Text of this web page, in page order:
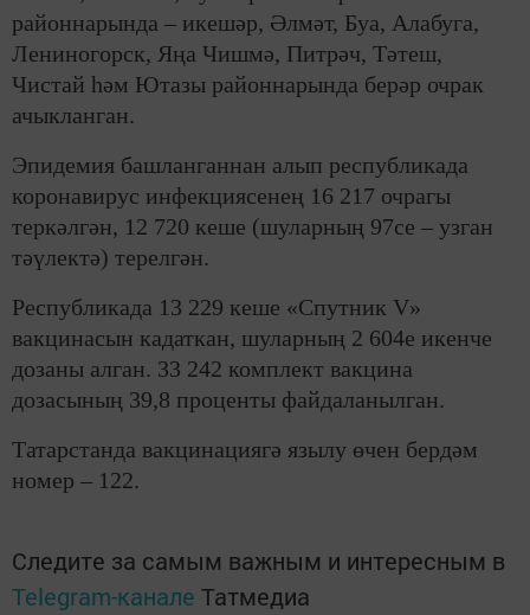
районнарында – икешәр, Әлмәт, Буа, Алабуга,
Лениногорск, Яңа Чишмә, Питрәч, Тәтеш,
Чистай һәм Ютазы районнарында берәр очрак
ачыкланган.
Эпидемия башланганнан алып республикада
коронавирус инфекциясенең 16 217 очрагы
теркәлгән, 12 720 кеше (шуларның 97се – узган
тәүлектә) терелгән.
Республикада 13 229 кеше «Спутник V»
вакцинасын кадаткан, шуларның 2 604е икенче
дозаны алган. 33 242 комплект вакцина
дозасының 39,8 проценты файдаланылган.
Татарстанда вакцинациягә язылу өчен бердәм
номер – 122.
Следите за самым важным и интересным в
Telegram-канале Татмедиа